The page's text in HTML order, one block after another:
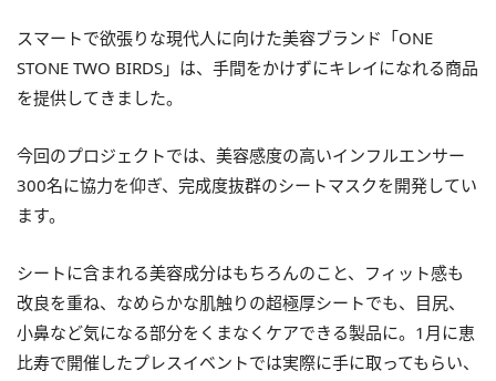
スマートで欲張りな現代人に向けた美容ブランド「ONE
STONE TWO BIRDS」は、手間をかけずにキレイになれる商品
を提供してきました。
今回のプロジェクトでは、美容感度の高いインフルエンサー
300名に協力を仰ぎ、完成度抜群のシートマスクを開発してい
ます。
シートに含まれる美容成分はもちろんのこと、フィット感も
改良を重ね、なめらかな肌触りの超極厚シートでも、目尻、
小鼻など気になる部分をくまなくケアできる製品に。1月に恵
比寿で開催したプレスイベントでは実際に手に取ってもらい、